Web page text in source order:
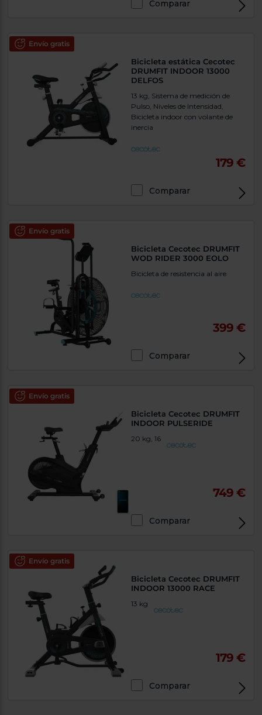
Comparar
Envío gratis
Bicicleta estática Cecotec
DRUMFIT INDOOR 13000
DELFOS
13 kg, Sistema de medición de
Pulso, Niveles de Intensidad,
Bicicleta indoor con volante de
inercia
179 €
Comparar
Envío gratis
Bicicleta Cecotec DRUMFIT
WOD RIDER 3000 EOLO
Bicicleta de resistencia al aire
399 €
Comparar
Envío gratis
Bicicleta Cecotec DRUMFIT
INDOOR PULSERIDE
20 kg, 16
749 €
Comparar
Envío gratis
Bicicleta Cecotec DRUMFIT
INDOOR 13000 RACE
13 kg
179 €
Comparar